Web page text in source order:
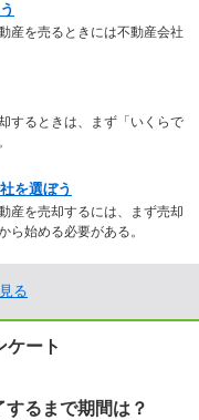
産を売るときには不動産会社
するときは、まず「いくらで
を選ぼう
産を売却するには、まず売却
ら始める必要がある。
る
ケート
るまで期間は？